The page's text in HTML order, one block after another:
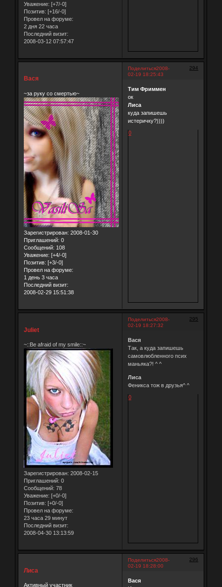
Уважение: [+7/-0]
Позитив: [+16/-0]
Провел на форуме:
2 дня 22 часа
Последний визит:
2008-03-12 07:57:47
Поделиться 294
2008-
02-19 18:25:43
Вася
~за руку со смертью~
Зарегистрирован: 2008-01-30
Приглашений: 0
Сообщений: 108
Уважение: [+4/-0]
Позитив: [+3/-0]
Провел на форуме:
1 день 3 часа
Последний визит:
2008-02-29 15:51:38
Тим Фриммен
ок
Лиса
куда запишешь
истеричку?))))
0
Поделиться 295
2008-
02-19 18:27:32
Juliet
~::Be afraid of my smile::~
Зарегистрирован: 2008-02-15
Приглашений: 0
Сообщений: 78
Уважение: [+0/-0]
Позитив: [+0/-0]
Провел на форуме:
23 часа 29 минут
Последний визит:
2008-04-30 13:13:59
Вася
Так, а куда запишешь
самовлюбленного псих
маньяка?! ^ ^
Лиса
Феникса тож в друзья^ ^
0
Поделиться 296
2008-
02-19 18:28:00
Лиса
Активный участник
Вася